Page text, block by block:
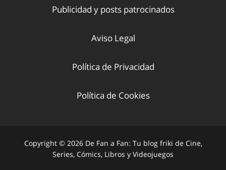
Publicidad y posts patrocinados
Aviso Legal
Política de Privacidad
Política de Cookies
Copyright © 2026 De Fan a Fan: Tu blog friki de Cine,
Series, Cómics, Libros y Videojuegos